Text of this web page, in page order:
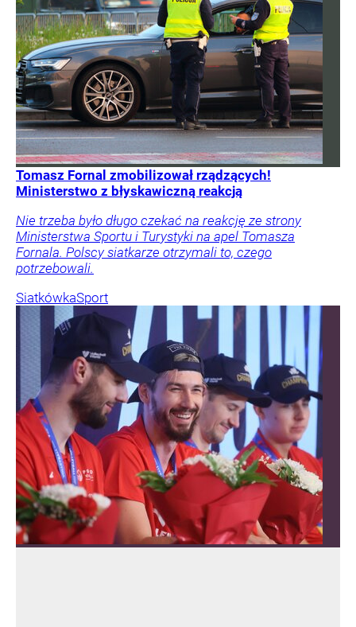
Tomasz Fornal zmobilizował rządzących!
Ministerstwo z błyskawiczną reakcją
Nie trzeba było długo czekać na reakcję ze strony
Ministerstwa Sportu i Turystyki na apel Tomasza
Fornala. Polscy siatkarze otrzymali to, czego
potrzebowali.
SiatkówkaSport